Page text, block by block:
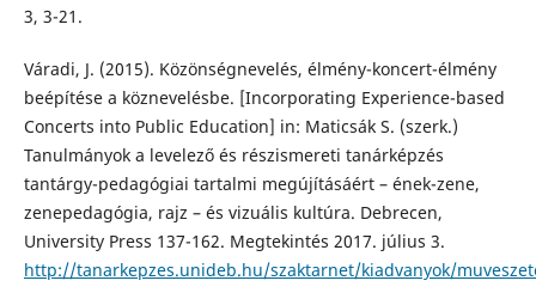
3, 3-21.
Váradi, J. (2015). Közönségnevelés, élmény-koncert-élmény
beépítése a köznevelésbe. [Incorporating Experience-based
Concerts into Public Education] in: Maticsák S. (szerk.)
Tanulmányok a levelező és részismereti tanárképzés
tantárgy-pedagógiai tartalmi megújításáért – ének-zene,
zenepedagógia, rajz – és vizuális kultúra. Debrecen,
University Press 137-162. Megtekintés 2017. július 3.
http://tanarkepzes.unideb.hu/szaktarnet/kiadvanyok/